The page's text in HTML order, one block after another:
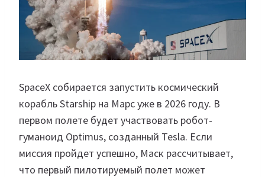
SpaceX собирается запустить космический
корабль Starship на Марс уже в 2026 году. В
первом полете будет участвовать робот-
гуманоид Optimus, созданный Tesla. Если
миссия пройдет успешно, Маск рассчитывает,
что первый пилотируемый полет может